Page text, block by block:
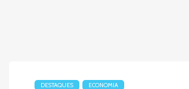
DESTAQUES ECONOMIA